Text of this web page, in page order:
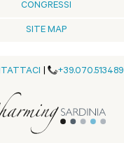
CONGRESSI
SITE MAP
| +39.070.513489